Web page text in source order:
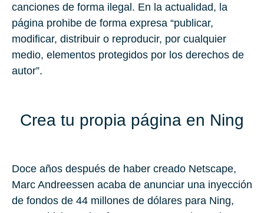
canciones de forma ilegal. En la actualidad, la
página prohibe de forma expresa “publicar,
modificar, distribuir o reproducir, por cualquier
medio, elementos protegidos por los derechos de
autor”.
Crea tu propia página en Ning
Doce años después de haber creado Netscape,
Marc Andreessen acaba de anunciar una inyección
de fondos de 44 millones de dólares para Ning,